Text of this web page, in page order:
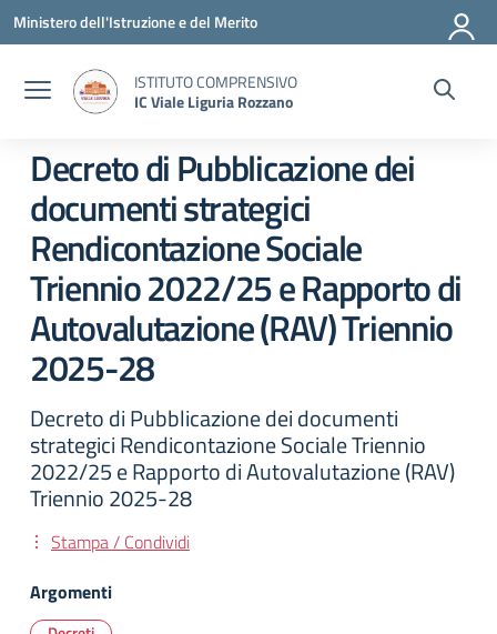
Vai ai contenuti
Vai al menu di navigazione
Vai al footer
Ministero dell'Istruzione e del Merito
ISTITUTO COMPRENSIVO
IC Viale Liguria Rozzano
Decreto di Pubblicazione dei
documenti strategici
Rendicontazione Sociale
Triennio 2022/25 e Rapporto di
Autovalutazione (RAV) Triennio
2025-28
Decreto di Pubblicazione dei documenti
strategici Rendicontazione Sociale Triennio
2022/25 e Rapporto di Autovalutazione (RAV)
Triennio 2025-28
Stampa / Condividi
Argomenti